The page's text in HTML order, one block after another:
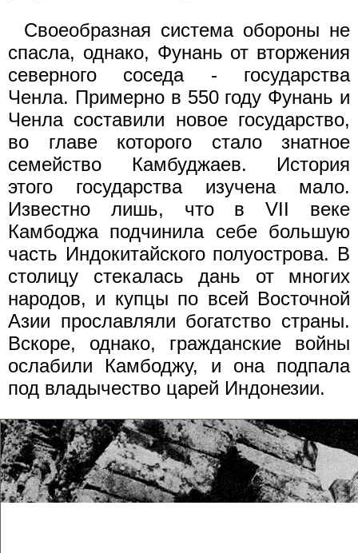
Своеобразная система обороны не
спасла, однако, Фунань от вторжения
северного соседа - государства
Ченла. Примерно в 550 году Фунань и
Ченла составили новое государство,
во главе которого стало знатное
семейство Камбуджаев. История
этого государства изучена мало.
Известно лишь, что в VII веке
Камбоджа подчинила себе большую
часть Индокитайского полуострова. В
столицу стекалась дань от многих
народов, и купцы по всей Восточной
Азии прославляли богатство страны.
Вскоре, однако, гражданские войны
ослабили Камбоджу, и она подпала
под владычество царей Индонезии.